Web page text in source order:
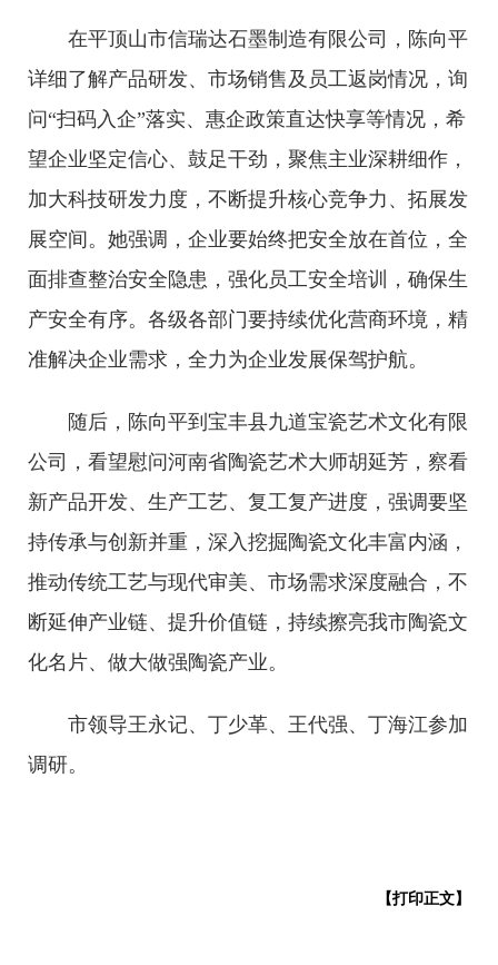
在平顶山市信瑞达石墨制造有限公司，陈向平
详细了解产品研发、市场销售及员工返岗情况，询
问“扫码入企”落实、惠企政策直达快享等情况，希
望企业坚定信心、鼓足干劲，聚焦主业深耕细作，
加大科技研发力度，不断提升核心竞争力、拓展发
展空间。她强调，企业要始终把安全放在首位，全
面排查整治安全隐患，强化员工安全培训，确保生
产安全有序。各级各部门要持续优化营商环境，精
准解决企业需求，全力为企业发展保驾护航。
随后，陈向平到宝丰县九道宝瓷艺术文化有限
公司，看望慰问河南省陶瓷艺术大师胡延芳，察看
新产品开发、生产工艺、复工复产进度，强调要坚
持传承与创新并重，深入挖掘陶瓷文化丰富内涵，
推动传统工艺与现代审美、市场需求深度融合，不
断延伸产业链、提升价值链，持续擦亮我市陶瓷文
化名片、做大做强陶瓷产业。
市领导王永记、丁少革、王代强、丁海江参加
调研。
【打印正文】